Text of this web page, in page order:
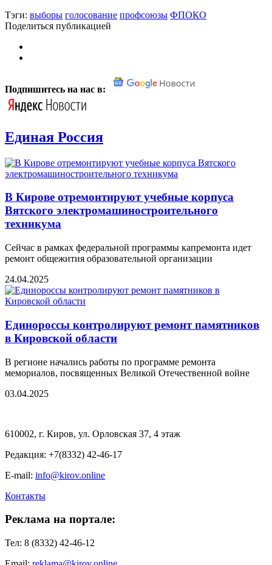
Тэги: выборы голосование профсоюзы ФПОКО
Поделиться публикацией
Подпишитесь на нас в:
Единая Россия
В Кирове отремонтируют учебные корпуса
Вятского электромашиностроительного
техникума
Сейчас в рамках федеральной программы капремонта идет
ремонт общежития образовательной организации
24.04.2025
Единороссы контролируют ремонт памятников
в Кировской области
В регионе начались работы по программе ремонта
мемориалов, посвященных Великой Отечественной войне
03.04.2025
610002, г. Киров, ул. Орловская 37, 4 этаж
Редакция: +7(8332) 42-46-17
E-mail: info@kirov.online
Контакты
Реклама на портале:
Тел: 8 (8332) 42-46-12